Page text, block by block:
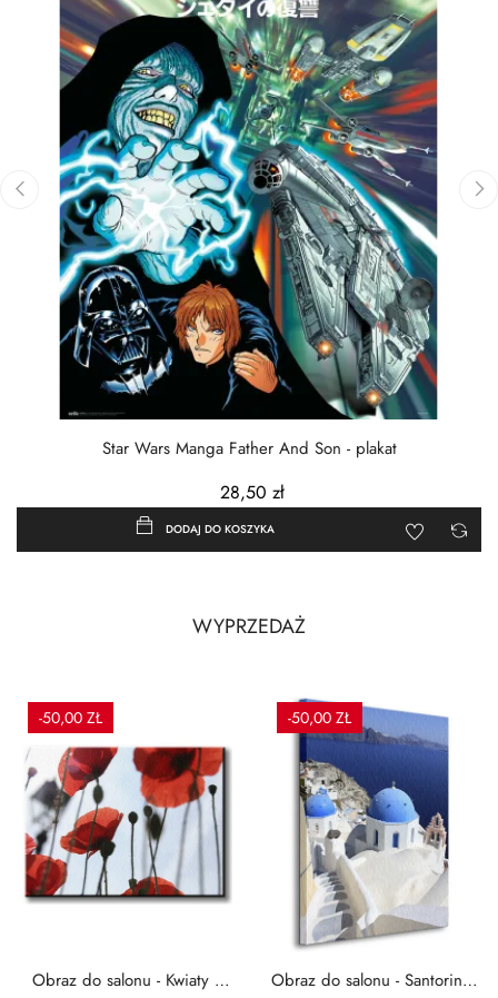
Star Wars Manga Father And Son - plakat
28,50 zł
DODAJ DO KOSZYKA
WYPRZEDAŻ
-50,00 ZŁ
Obraz do salonu - Kwiaty -
-50,00 ZŁ
Obraz do salonu - Santorini -